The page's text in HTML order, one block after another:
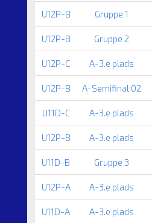
U12P-B Gruppe 1
U12P-B Gruppe 2
U12P-C A-3.e plads
U12P-B A-Semifinal:02
U11D-C A-3.e plads
U12P-B A-3.e plads
U11D-B Gruppe 3
U12P-A A-3.e plads
U11D-A A-3.e plads